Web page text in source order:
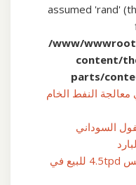
assumed 'rand'
/www/
content/
parts/
النفط الخام
السوداني
مطحنة زيت بذور عباد الشمس 4.5tpd للبيع في